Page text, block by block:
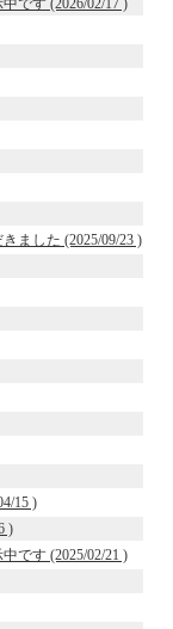
です (2026/02/17 )
ました (2025/09/23 )
15 )
)
です (2025/02/21 )